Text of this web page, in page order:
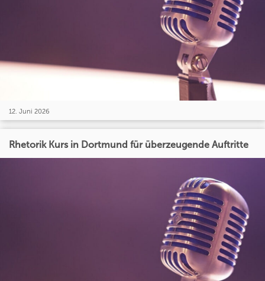
12. Juni 2026
Rhetorik Kurs in Dortmund für überzeugende Auftritte